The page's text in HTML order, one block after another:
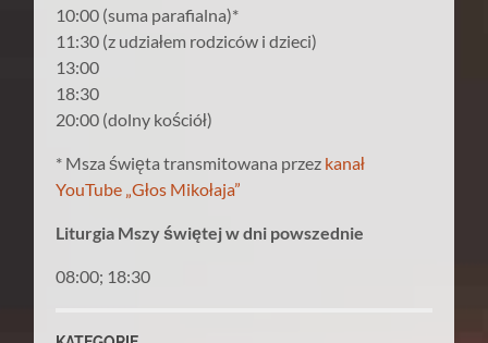
10:00 (suma parafialna)*
11:30 (z udziałem rodziców i dzieci)
13:00
18:30
20:00 (dolny kościół)
* Msza święta transmitowana przez kanał
YouTube „Głos Mikołaja”
Liturgia Mszy świętej w dni powszednie
08:00; 18:30